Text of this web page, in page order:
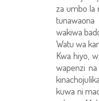
za umbo la
wakiwa
Watu wa
Kwa hiyo,
wapenzi
kuwa ni